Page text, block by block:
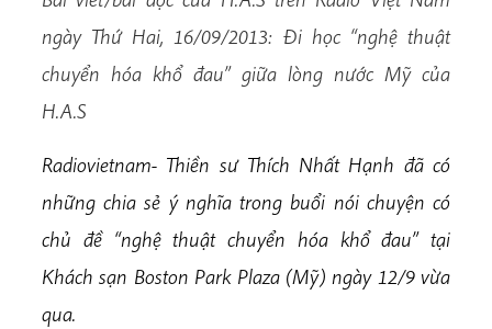
ngày Thứ Hai, 16/09/2013: Đi học “nghệ thuật
chuyển hóa khổ đau” giữa lòng nước Mỹ của
H.A.S
Radiovietnam- Thiền sư Thích Nhất Hạnh đã có
những chia sẻ ý nghĩa trong buổi nói chuyện có
chủ đề “nghệ thuật chuyển hóa khổ đau” tại
Khách sạn Boston Park Plaza (Mỹ) ngày 12/9 vừa
qua.